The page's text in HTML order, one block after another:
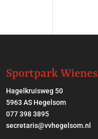
Sportpark Wienes
Hagelkruisweg 50
5963 AS Hegelsom
077 398 3895
secretaris@vvhegelsom.nl